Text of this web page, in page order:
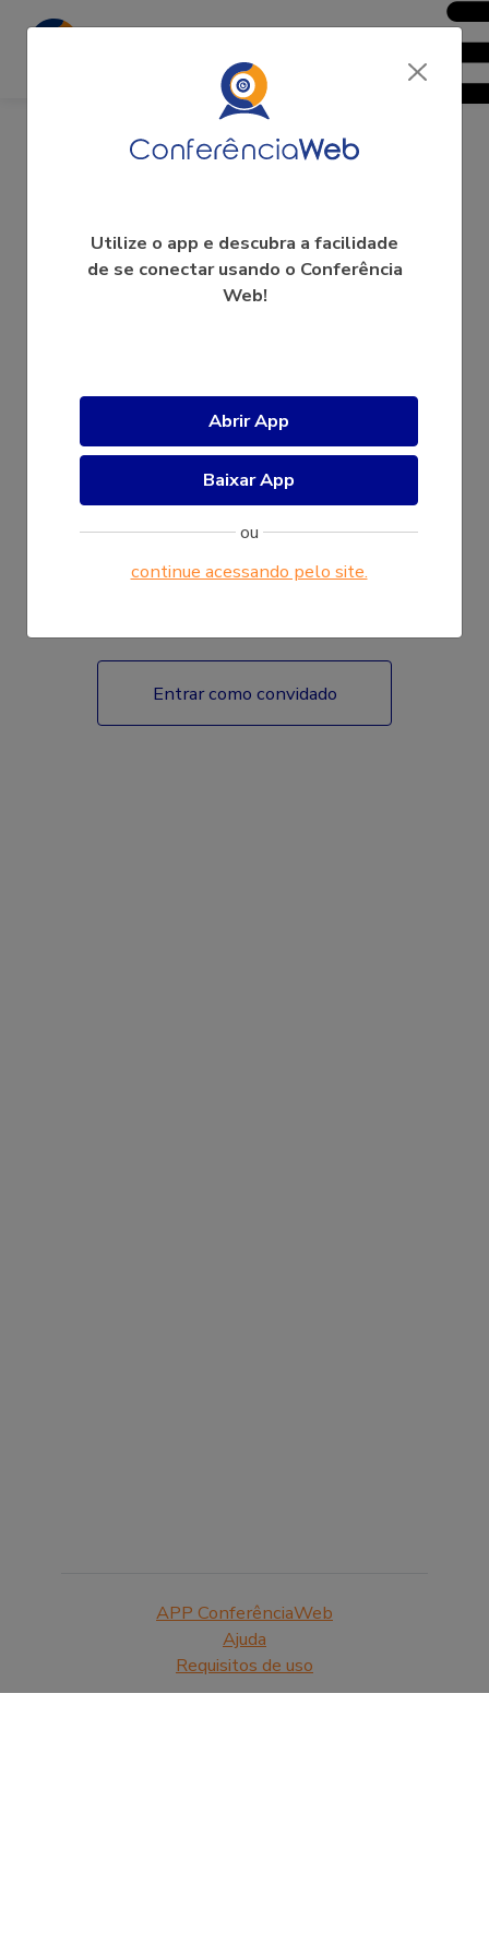
Beatriz Gallotti Mamigonian
A videoconferência ainda não começou.
Entrar como convidado
APP ConferênciaWeb
Ajuda
Requisitos de uso
Utilize o app e descubra a facilidade
de se conectar usando o Conferência
Web!
Abrir App
Baixar App
ou
continue acessando pelo site.